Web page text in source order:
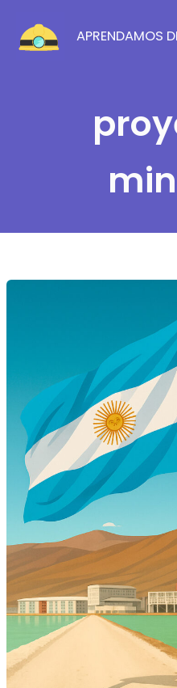
contenido
APRENDAMOS